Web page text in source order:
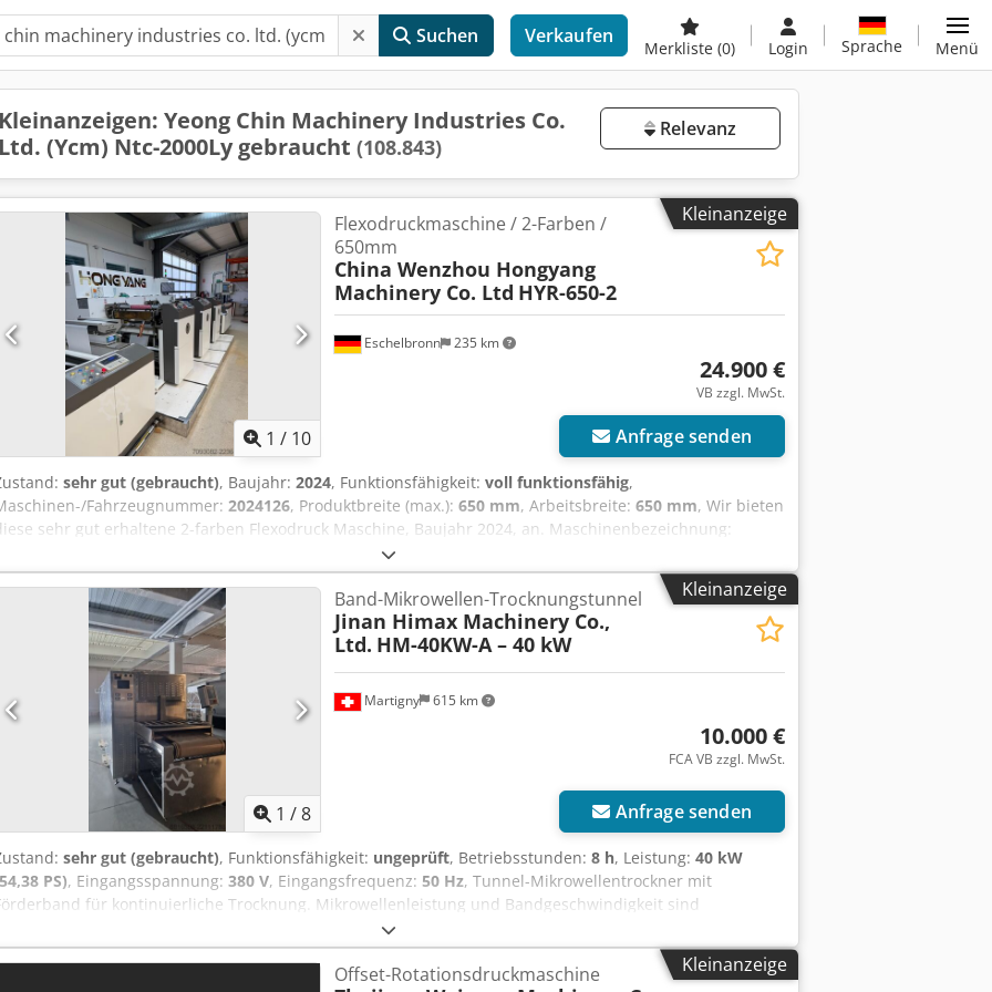
Suchen Verkaufen
Merkliste (0) Login Sprache Menü
Kleinanzeigen: Yeong Chin Machinery Industries Co.
Ltd. (Ycm) Ntc-2000Ly gebraucht (108.843)
Relevanz
Kleinanzeige
1 / 10
Eschelbronn 235 km
Flexodruckmaschine / 2-Farben /
650mm
China Wenzhou Hongyang
Machinery Co. Ltd HYR-650-2
24.900 €
VB zzgl. MwSt.
Anfrage senden
sehr gut (gebraucht), Baujahr: 2024, Funktionsfähigkeit: voll funktionsfähig,
Fahrzeugnummer: 2024126, Produktbreite (max.): 650 mm, Arbeitsbreite: 650 mm, Wir bieten
sehr gut erhaltene 2-farben Flexodruck Maschine, Baujahr 2024, an. Maschinenbezeichnung:
Flexodruck Maschine / 2-farbig / für bis zu 650mm Breite Dodozmul Sopfx Ag Aeck Hersteller: China
Hongyang Machinery Co. Ltd. Modell: HYR-650-2 Seriennummer: 2024126 Baujahr: 12/2024
Zustand: sehr gut (gebraucht) Funktionsfähigkeit: voll funktionsfähig Demontage und Transport müssen
vom Käufer auf eigene Kosten organisiert werden. Wenn Sie Rückfragen haben oder mehr Informationen
benötigen, schreiben Sie uns gerne eine Nachricht oder rufen uns an.
Kleinanzeige
1 /8
Martigny 615 km
Band-Mikrowellen-Trocknungstunnel
Jinan Himax Machinery Co.,
Ltd. HM-40KW-A – 40 kW
10.000 €
FCA VB zzgl. MwSt.
Anfrage senden
sehr gut (gebraucht), Funktionsfähigkeit: ungeprüft, Betriebsstunden: 8 h, Leistung: 40 kW
PS), Eingangsspannung: 380 V, Eingangsfrequenz: 50 Hz, Tunnel-Mikrowellentrockner mit
für kontinuierliche Trocknung. Mikrowellenleistung und Bandgeschwindigkeit sind
einstellbar, PLC-Steuerung mit separatem Schaltschrank. Edelstahlausführung mit lebensmittelechtem
Förderband. Maschine verfügbar in der Schweiz (Martigny). Wasserkühlkreislauf inklusive.
Belüftungssystem zur Ableitung des Wasserdampfs aus der Kammer nicht enthalten. Technische Daten:
Kleinanzeige
Offset-Rotationsdruckmaschine